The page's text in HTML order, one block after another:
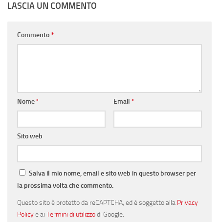
LASCIA UN COMMENTO
Commento*
Nome* Email *
Sito web
Salva il mio nome, email e sito web in questo browser per
la prossima volta che commento.
Questo sito è protetto da reCAPTCHA, ed è soggetto alla Privacy
Policye ai Termini di utilizzodi Google.